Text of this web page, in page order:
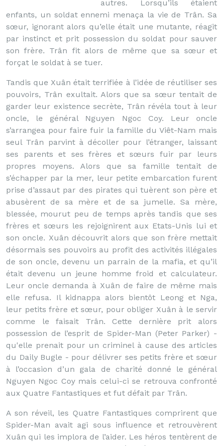
autres. Lorsqu’ils étaient
enfants, un soldat ennemi menaça la vie de Trân. Sa
sœur, ignorant alors qu’elle était une mutante, réagit
par instinct et prit possession du soldat pour sauver
son frère. Trân fit alors de même que sa sœur et
forçat le soldat à se tuer.
Tandis que Xuân était terrifiée à l’idée de réutiliser ses
pouvoirs, Trân exultait. Alors que sa sœur tentait de
garder leur existence secrète, Trân révéla tout à leur
oncle, le général Nguyen Ngoc Coy. Leur oncle
s’arrangea pour faire fuir la famille du Viêt-Nam mais
seul Trân parvint à décoller pour l’étranger, laissant
ses parents et ses frères et sœurs fuir par leurs
propres moyens. Alors que sa famille tentait de
s’échapper par la mer, leur petite embarcation furent
prise d’assaut par des pirates qui tuèrent son père et
abusèrent de sa mère et de sa jumelle. Sa mère,
blessée, mourut peu de temps après tandis que ses
frères et sœurs les rejoignirent aux Etats-Unis lui et
son oncle. Xuân découvrit alors que son frère mettait
désormais ses pouvoirs au profit des activités illégales
de son oncle, devenu un parrain de la mafia, et qu’il
était devenu un jeune homme froid et calculateur.
Leur oncle demanda à Xuân de faire de même mais
elle refusa. Il kidnappa alors bientôt Leong et Nga,
leur petits frère et sœur, pour obliger Xuân à le servir
comme le faisait Trân. Cette dernière prit alors
possession de l’esprit de Spider-Man (Peter Parker) -
qu'elle prenait pour un criminel à cause des articles
du Daily Bugle - pour délivrer ses petits frère et sœur
à l’occasion d’un gala de charité donné le général
Nguyen Ngoc Coy mais celui-ci se retrouva confronté
aux Quatre Fantastiques et fut défait par Trân.
A son réveil, les Quatre Fantastiques comprirent que
Spider-Man avait agi sous influence et retrouvèrent
Xuân qui les implora de l’aider. Les héros tentèrent de